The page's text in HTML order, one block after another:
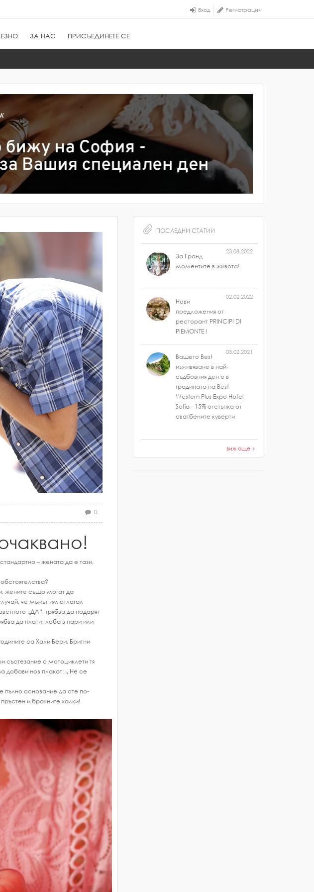
Вход Регистрация
ЗА НАС ПРИСЪЕДИНЕТЕ СЕ
0
– жената да е тази,
жените също могат да
че мъжът им отлагал
„ДА“, трябва да подарят
да плати глоба в пари или
са Хали Бери, Бритни
състезание с мотоциклети тя
добави нов плакат: „ Не се
пълно основание да сте по-
и брачните халки!
ПОСЛЕДНИ СТАТИИ
23.08.2022
За Гранд
моментите в живота!
02.02.2022
Нови
предложения от
ресторант PRINCIPI DI
PIEMONTE !
03.02.2021
Вашето Best
изживяване в най-
съдбовния ден е в
градината на Best
Western Plus Expo Hotel
Sofia - 15% отстъпка от
сватбените куверти
виж още